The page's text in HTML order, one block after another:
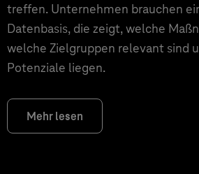
treffen. Unternehmen brauchen
Datenbasis, die zeigt, welche
welche Zielgruppen relevant sind
Potenziale liegen.
Mehr lesen